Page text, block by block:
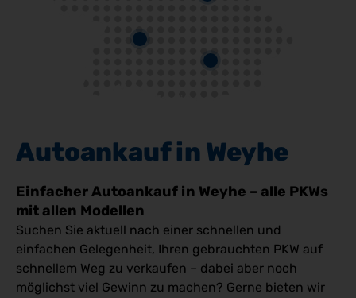
Autoankauf in Weyhe
Einfacher Autoankauf in Weyhe – alle PKWs
mit allen Modellen
Suchen Sie aktuell nach einer schnellen und
einfachen Gelegenheit, Ihren gebrauchten PKW auf
schnellem Weg zu verkaufen – dabei aber noch
möglichst viel Gewinn zu machen? Gerne bieten wir